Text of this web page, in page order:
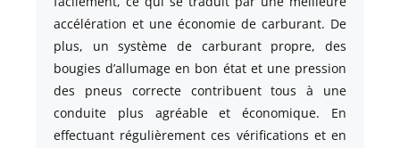
accélération et une économie de carburant. De
plus, un système de carburant propre, des
bougies d’allumage en bon état et une pression
des pneus correcte contribuent tous à une
conduite plus agréable et économique. En
effectuant régulièrement ces vérifications et en